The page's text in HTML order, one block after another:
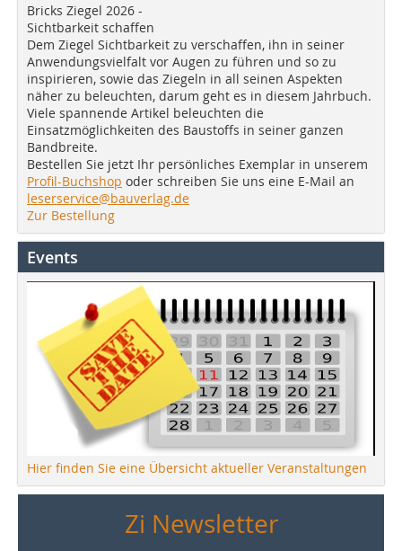
Bricks Ziegel 2026 -
Sichtbarkeit schaffen
Dem Ziegel Sichtbarkeit zu verschaffen, ihn in seiner
Anwendungsvielfalt vor Augen zu führen und so zu
inspirieren, sowie das Ziegeln in all seinen Aspekten
näher zu beleuchten, darum geht es in diesem Jahrbuch.
Viele spannende Artikel beleuchten die
Einsatzmöglichkeiten des Baustoffs in seiner ganzen
Bandbreite.
Bestellen Sie jetzt Ihr persönliches Exemplar in unserem
Profil-Buchshop oder schreiben Sie uns eine E-Mail an
leserservice@bauverlag.de
Zur Bestellung
Events
Hier finden Sie eine Übersicht aktueller Veranstaltungen
Zi Newsletter